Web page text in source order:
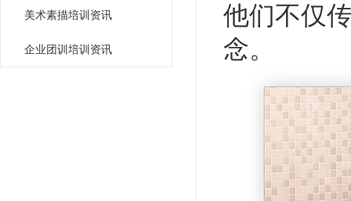
美术素描培训资讯
企业团训培训资讯
他们不仅
念。